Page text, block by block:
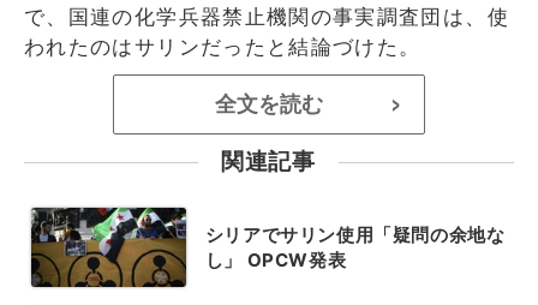
で、国連の化学兵器禁止機関の事実調査団は、使
われたのはサリンだったと結論づけた。
全文を読む >
関連記事
シリアでサリン使用「疑問の余地な
し」 OPCW発表